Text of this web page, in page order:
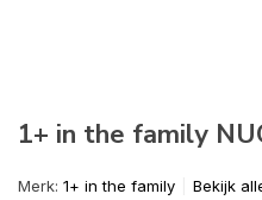
1+ in the family
Merk: 1+ in the family Bekijk